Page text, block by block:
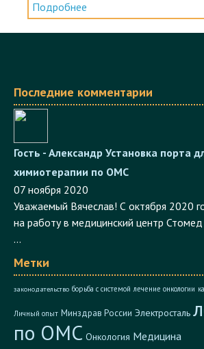
химиотерапии по ОМС
07 ноября 2020
Уважаемый Вячеслав! С октября 2020
на работу в медицинский центр
...
Метки
законодательство борьба с системой лечение онкологии
по ОМС Онкология Медицина